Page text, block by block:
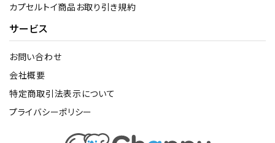
カプセルトイ商品お取り引き規約
サービス
お問い合わせ
会社概要
特定商取引法表示について
プライバシーポリシー